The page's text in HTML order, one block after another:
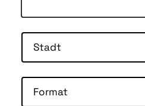
Stadt
Format